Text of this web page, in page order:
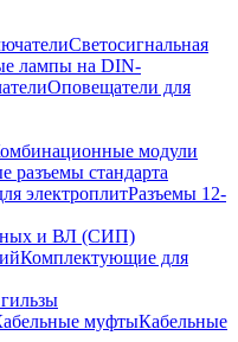
Светосигнальная
лампы на DIN-
Оповещатели для
модули
разъемы стандарта
электроплитРазъемы 12-
и ВЛ (СИП)
Комплектующие для
муфтыКабельные